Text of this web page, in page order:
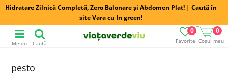
Hidratare Zilnică Completă, Zero Balonare și Abdomen Plat! | Caută în
site Vara cu In green!
Favorite
0
Coșul meu
0
Meniu Caută
pesto